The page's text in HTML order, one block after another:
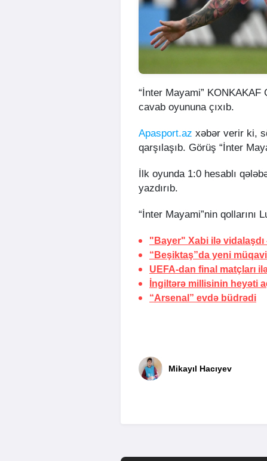
“İnter Mayami”
cavab oyununa çıxıb.
Apasport.az xəbər verir ki,
qarşılaşıb. Görüş “İnter
İlk oyunda 1:0 hesablı
yazdırıb.
“İnter Mayami”nin qollarını
"Bayer" Xabi ilə vidalaşdı
“Beşiktaş”da yeni
UEFA-dan final matçları
İngiltərə millisinin heyəti
“Arsenal” evdə büdrədi
Mikayıl Hacıyev